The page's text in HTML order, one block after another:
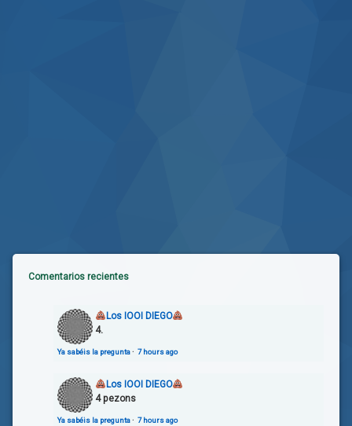
Comentarios recientes
Los IOOI DIEGO
4.
Ya sabéis la pregunta· 7 hours ago
Los IOOI DIEGO
4 pezons
Ya sabéis la pregunta· 7 hours ago